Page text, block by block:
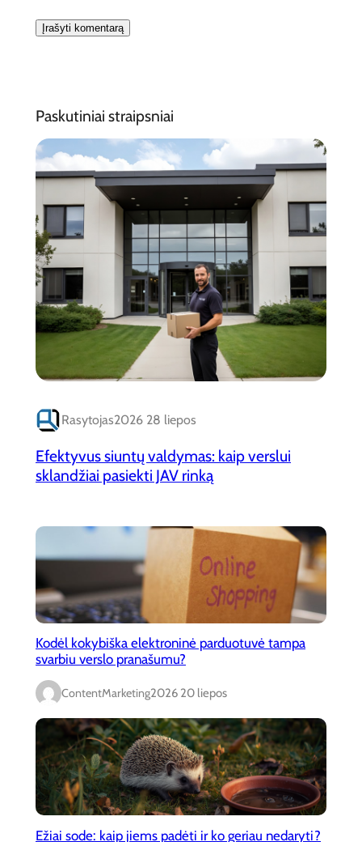
Paskutiniai straipsniai
Rasytojas2026 28 liepos
Efektyvus siuntų valdymas: kaip verslui
sklandžiai pasiekti JAV rinką
Kodėl kokybiška elektroninė parduotuvė tampa
svarbiu verslo pranašumu?
ContentMarketing2026 20 liepos
Ežiai sode: kaip jiems padėti ir ko geriau nedaryti?